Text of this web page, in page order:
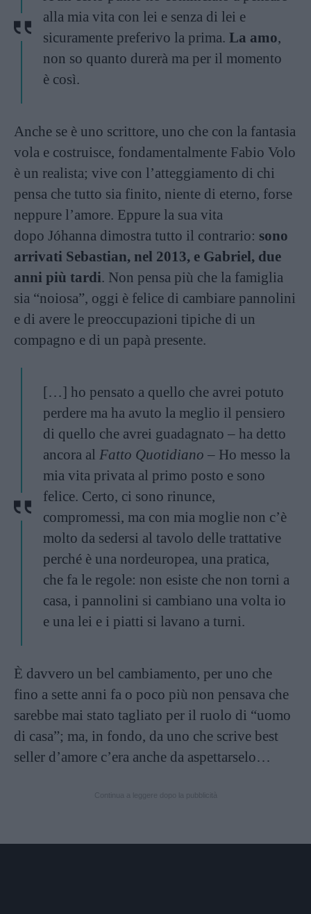
alla mia vita con lei e senza di lei e
sicuramente preferivo la prima. La amo,
non so quanto durerà ma per il momento
è così.
Anche se è uno scrittore, uno che con la fantasia
vola e costruisce, fondamentalmente Fabio Volo
è un realista; vive con l’atteggiamento di chi
pensa che tutto sia finito, niente di eterno, forse
neppure l’amore. Eppure la sua vita
dopo Jóhanna dimostra tutto il contrario: sono
arrivati Sebastian, nel 2013, e Gabriel, due
anni più tardi. Non pensa più che la famiglia
sia “noiosa”, oggi è felice di cambiare pannolini
e di avere le preoccupazioni tipiche di un
compagno e di un papà presente.
[…] ho pensato a quello che avrei potuto
perdere ma ha avuto la meglio il pensiero
di quello che avrei guadagnato – ha detto
ancora al Fatto Quotidiano – Ho messo la
mia vita privata al primo posto e sono
felice. Certo, ci sono rinunce,
compromessi, ma con mia moglie non c’è
molto da sedersi al tavolo delle trattative
perché è una nordeuropea, una pratica,
che fa le regole: non esiste che non torni a
casa, i pannolini si cambiano una volta io
e una lei e i piatti si lavano a turni.
È davvero un bel cambiamento, per uno che
fino a sette anni fa o poco più non pensava che
sarebbe mai stato tagliato per il ruolo di “uomo
di casa”; ma, in fondo, da uno che scrive best
seller d’amore c’era anche da aspettarselo…